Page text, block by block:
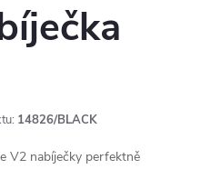
14826/BLACK
V2 nabíječky perfektně